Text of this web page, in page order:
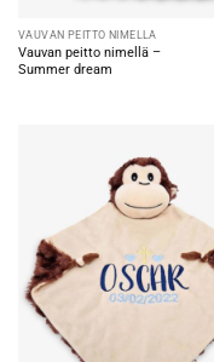
VAUVAN PEITTO NIMELLÄ
Vauvan peitto nimellä –
Summer dream